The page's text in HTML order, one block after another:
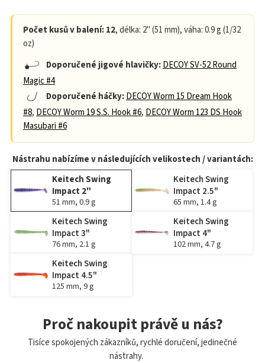
Počet kusů v balení: 12, délka: 2" (51 mm), váha: 0.9 g (1/32
oz)
Doporučené jigové hlavičky:DECOY SV-52 Round
Magic #4
Doporučené háčky:DECOY Worm 15 Dream Hook
#8, DECOY Worm 19 S.S. Hook #6, DECOY Worm 123 DS Hook
Masubari #6
Nástrahu nabízíme v následujících velikostech / variantách:
Keitech Swing
Impact 2"
51 mm, 0.9 g
Keitech Swing
Impact 2.5"
65 mm, 1.4 g
Keitech Swing
Impact 3"
76 mm, 2.1 g
Keitech Swing
Impact 4"
102 mm, 4.7 g
Keitech Swing
Impact 4.5"
125 mm, 9 g
Proč nakoupit právě u nás?
Tisíce spokojených zákazníků, rychlé doručení, jedinečné
nástrahy.